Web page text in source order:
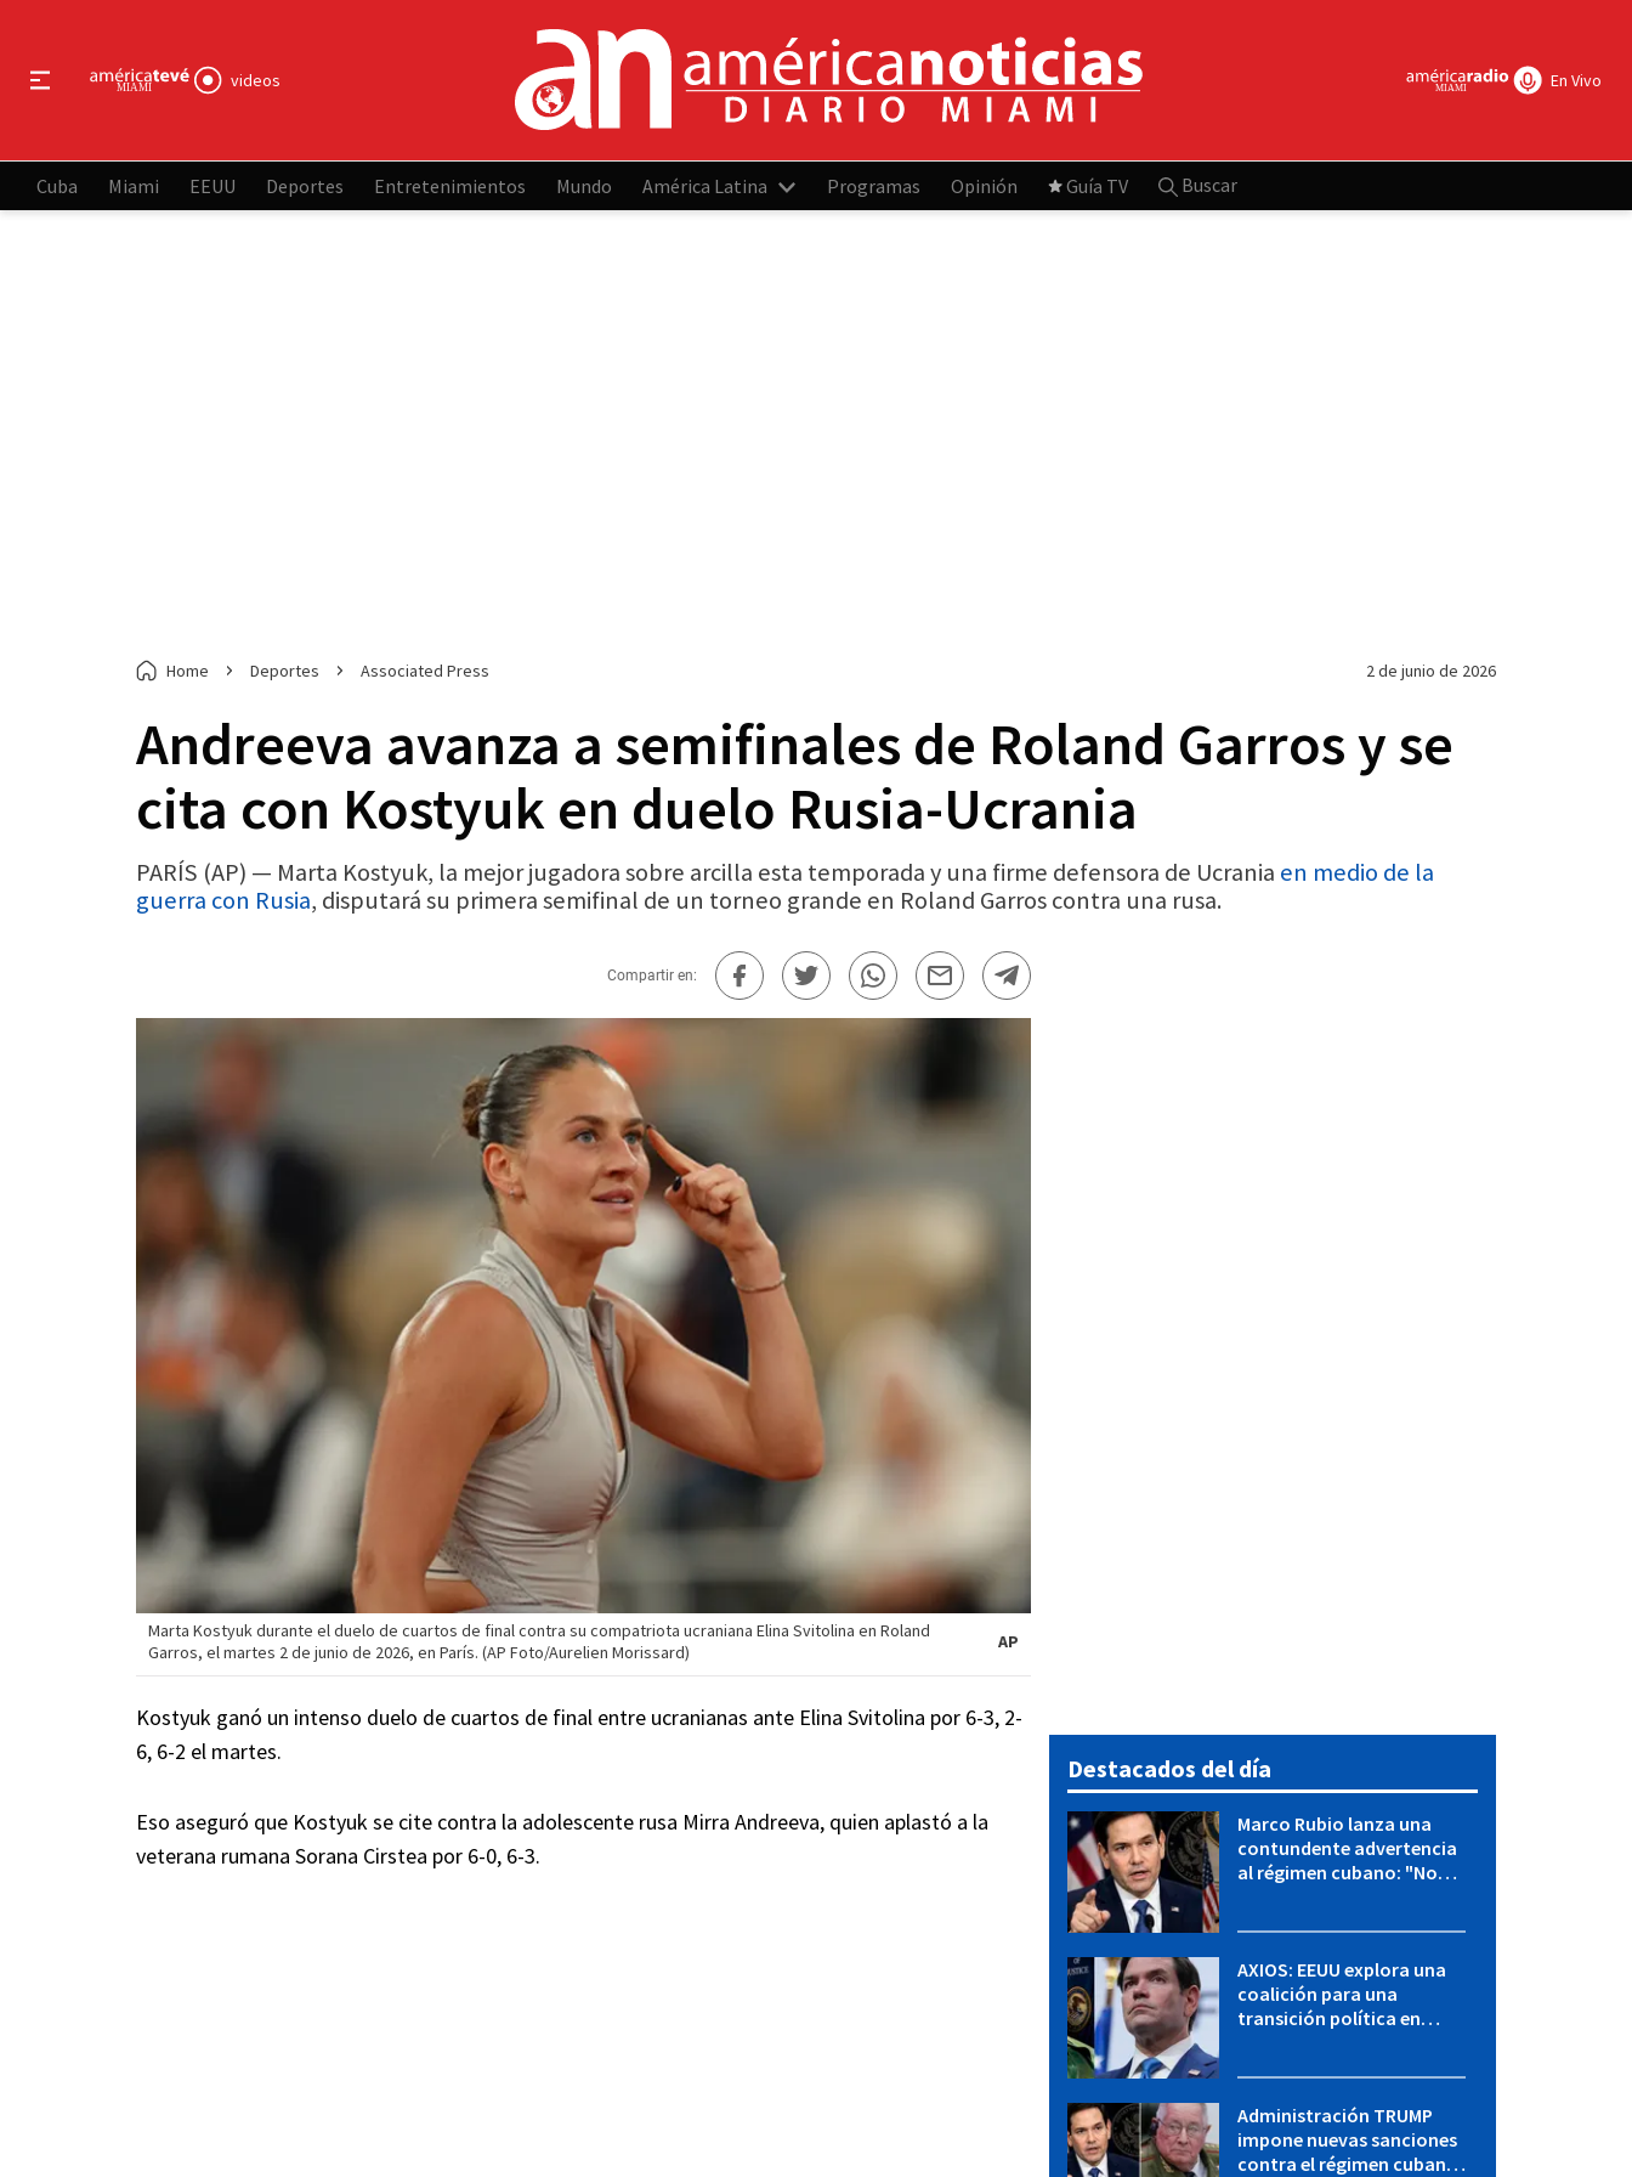
videos En Vivo
Cuba Miami EEUU Deportes Entretenimientos Mundo América Latina Programas Opinión Guía TV Buscar
Home Deportes Associated Press 2 de junio de 2026
Andreeva avanza a semifinales de Roland Garros y se
cita con Kostyuk en duelo Rusia-Ucrania
PARÍS (AP) — Marta Kostyuk, la mejor jugadora sobre arcilla esta temporada y una firme defensora de Ucrania en medio de la
guerra con Rusia, disputará su primera semifinal de un torneo grande en Roland Garros contra una rusa.
Compartir en:
Marta Kostyuk durante el duelo de cuartos de final contra su compatriota ucraniana Elina Svitolina en Roland
Garros, el martes 2 de junio de 2026, en París. (AP Foto/Aurelien Morissard)
AP
Kostyuk ganó un intenso duelo de cuartos de final entre ucranianas ante Elina Svitolina por 6-3, 2-
6, 6-2 el martes.
Eso aseguró que Kostyuk se cite contra la adolescente rusa Mirra Andreeva, quien aplastó a la
veterana rumana Sorana Cirstea por 6-0, 6-3.
Destacados del día
Marco Rubio lanza una
contundente advertencia
al régimen cubano: "No
AXIOS: EEUU explora una
coalición para una
transición política en
Administración TRUMP
impone nuevas sanciones
contra el régimen cubano: